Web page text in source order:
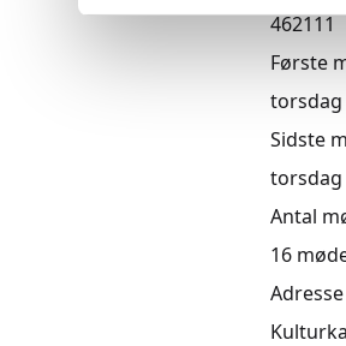
462111
Første
torsdag
Sidste
torsdag
Antal
16
Adresse